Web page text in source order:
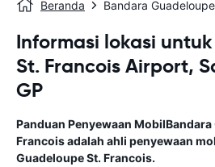
Beranda Bandara
Informasi lokasi
St. Francois Airport,
GP
Panduan Penyewaan MobilBandara
Francoisadalah ahli penyewaan
Guadeloupe St. Francois.